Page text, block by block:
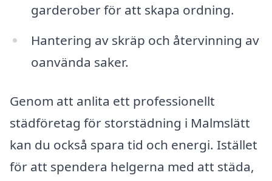
garderober för att skapa ordning.
Hantering av skräp och återvinning av
oanvända saker.
Genom att anlita ett professionellt
städföretag för storstädning i Malmslätt
kan du också spara tid och energi. Istället
för att spendera helgerna med att städa,